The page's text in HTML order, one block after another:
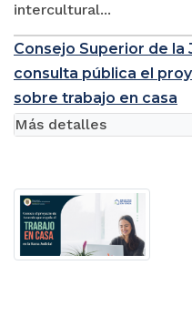
intercultural...
Consejo Superior de la
consulta pública el
sobre trabajo en casa
Más detalles